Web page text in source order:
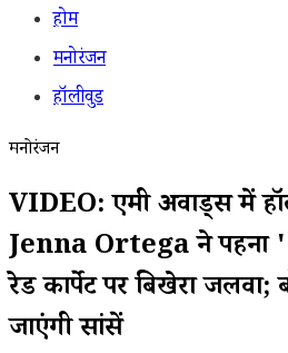
होम
मनोरंजन
हॉलीवुड
मनोरंजन
VIDEO: एमी अवार्ड्स में
Jenna Ortega ने
रेड कार्पेट पर बिखेरा
जाएंगी सांसें